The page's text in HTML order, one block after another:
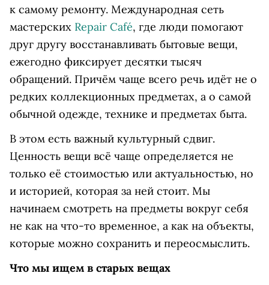
к самому ремонту. Международная сеть
мастерских Repair Café, где люди помогают
друг другу восстанавливать бытовые вещи,
ежегодно фиксирует десятки тысяч
обращений. Причём чаще всего речь идёт не о
редких коллекционных предметах, а о самой
обычной одежде, технике и предметах быта.
В этом есть важный культурный сдвиг.
Ценность вещи всё чаще определяется не
только её стоимостью или актуальностью, но
и историей, которая за ней стоит. Мы
начинаем смотреть на предметы вокруг себя
не как на что-то временное, а как на объекты,
которые можно сохранить и переосмыслить.
Что мы ищем в старых вещах